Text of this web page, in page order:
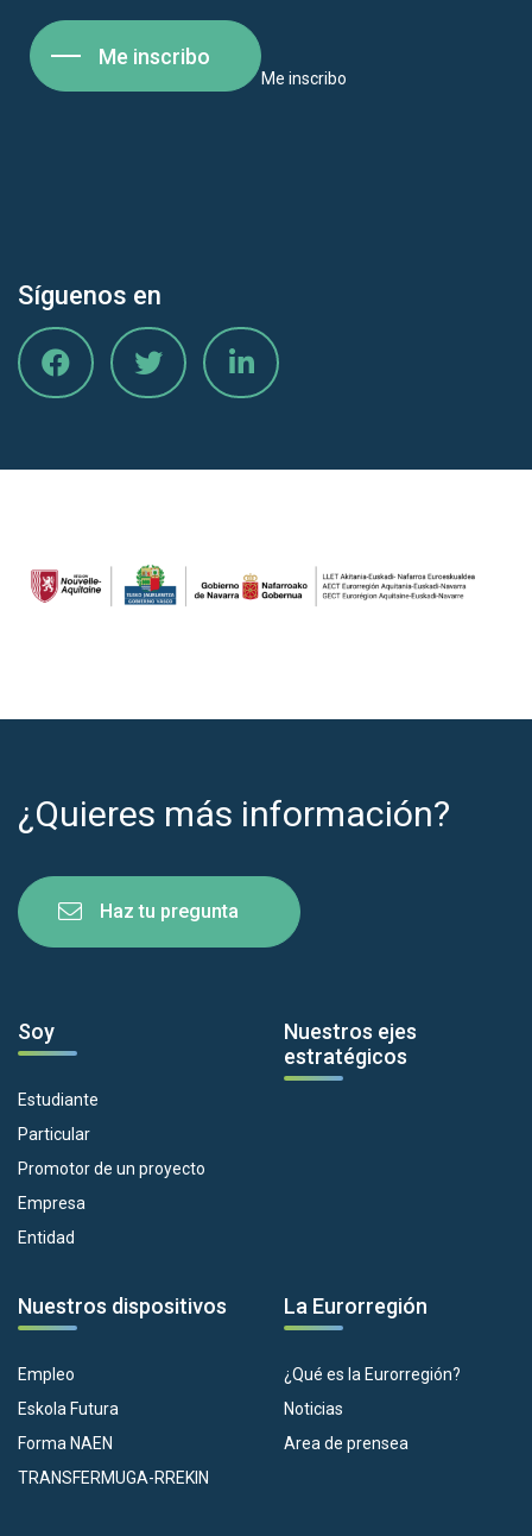
Me inscribo
Me inscribo
Síguenos en
¿Quieres más información?
Haz tu pregunta
Soy
Estudiante
Particular
Promotor de un proyecto
Empresa
Entidad
Nuestros ejes
estratégicos
Nuestros dispositivos
Empleo
Eskola Futura
Forma NAEN
TRANSFERMUGA-RREKIN
La Eurorregión
¿Qué es la Eurorregión?
Noticias
Area de prensea